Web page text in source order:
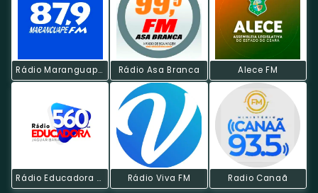
Rádio Maranguape FM Rádio Asa Branca Alece FM
Rádio Educadora Jaguaribana Rádio Viva FM Radio Canaã